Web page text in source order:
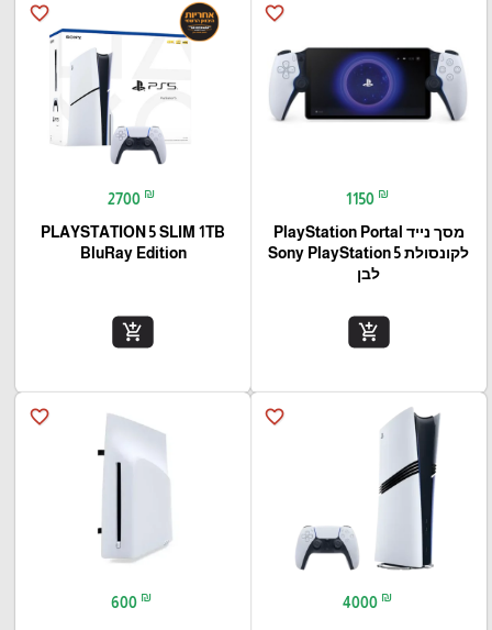
favorite_border
1150 ₪
מסך נייד PlayStation Portal‎
לקונסולת Sony PlayStation 5
לבן
add_shopping_cart
favorite_border
2700 ₪
PLAYSTATION 5 SLIM 1TB
BluRay Edition
add_shopping_cart
favorite_border
4000 ₪
favorite_border
600 ₪